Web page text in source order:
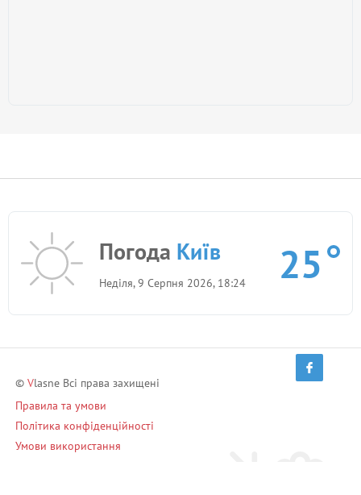
Погода Київ
Неділя, 9 Серпня 2026, 18:24 25
© Vlasne Всі права захищені
Правила та умови
Політика конфіденційності
Умови використання